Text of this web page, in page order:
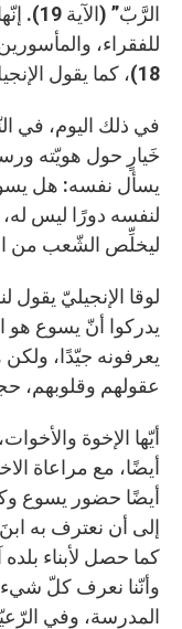
الرَّبّ”
للفقراء،
18)، كما يقول الإنجيل.
في ذلك اليوم، في
خَيارٍ حول هويّته
يسأل نفسه: هل
لنفسه دورًا ليس
ليخلِّص الشّعب من
لوقا الإنجيليّ يقول
يدركوا أنّ يسوع هو
يعرفونه جيّدًا، ولكن
عقولهم وقلوبهم،
أيّها الإخوة
أيضًا، مع مراعاة
أيضًا حضور يسوع
إلى أن نعترف به
كما حصل لأبناء بلده
وأنّنا نعرف كلّ شيء
المدرسة، وفي